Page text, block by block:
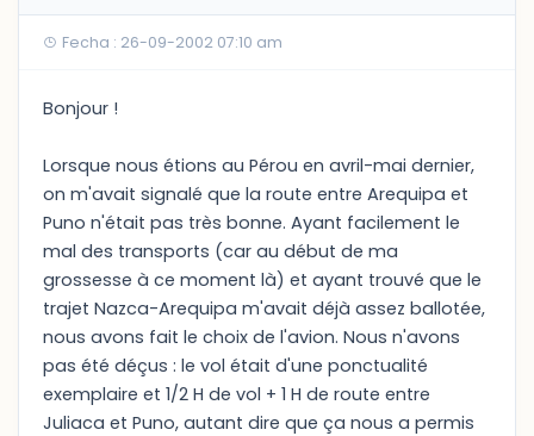
Fecha : 26-09-2002 07:10 am
Bonjour !
Lorsque nous étions au Pérou en avril-mai dernier,
on m'avait signalé que la route entre Arequipa et
Puno n'était pas très bonne. Ayant facilement le
mal des transports (car au début de ma
grossesse à ce moment là) et ayant trouvé que le
trajet Nazca-Arequipa m'avait déjà assez ballotée,
nous avons fait le choix de l'avion. Nous n'avons
pas été déçus : le vol était d'une ponctualité
exemplaire et 1/2 H de vol + 1 H de route entre
Juliaca et Puno, autant dire que ça nous a permis